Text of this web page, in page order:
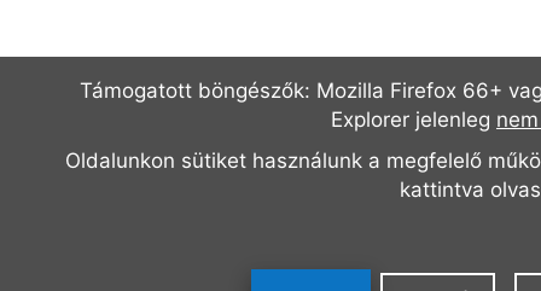
Támogatott böngészők: Mozilla Firefox 66+
Explorer jelenleg
Oldalunkon sütiket használunk a megfelelő
kattintva